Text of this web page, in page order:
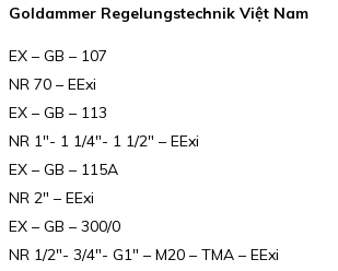
Goldammer Regelungstechnik Việt Nam
EX – GB – 107
NR 70 – EExi
EX – GB – 113
NR 1″- 1 1/4″- 1 1/2″ – EExi
EX – GB – 115A
NR 2″ – EExi
EX – GB – 300/0
NR 1/2″- 3/4″- G1″ – M20 – TMA – EExi